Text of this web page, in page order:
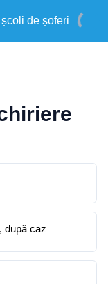
școli de șoferi
după caz